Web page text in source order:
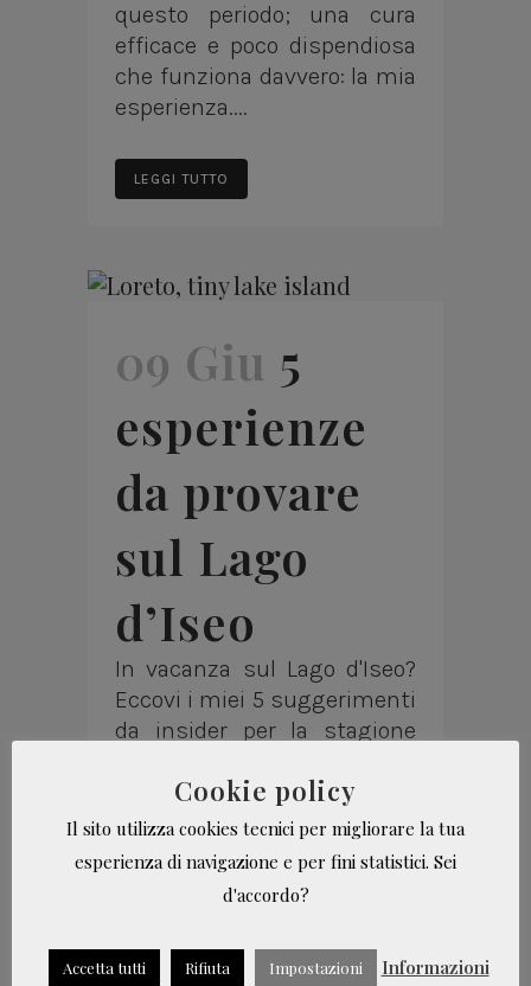
questo periodo; una cura
efficace e poco dispendiosa
che funziona davvero: la mia
esperienza....
LEGGI TUTTO
09 Giu 5
esperienze
da provare
sul Lago
d’Iseo
In vacanza sul Lago d'Iseo?
Eccovi i miei 5 suggerimenti
da insider per la stagione
your holiday on Lake Iseo?
Here are my 5 secret tps for
your beautiful stay....
Cookie policy
Il sito utilizza cookies tecnici per migliorare la tua
esperienza di navigazione e per fini statistici. Sei
d'accordo?
Accetta tutti Rifiuta Impostazioni Informazioni